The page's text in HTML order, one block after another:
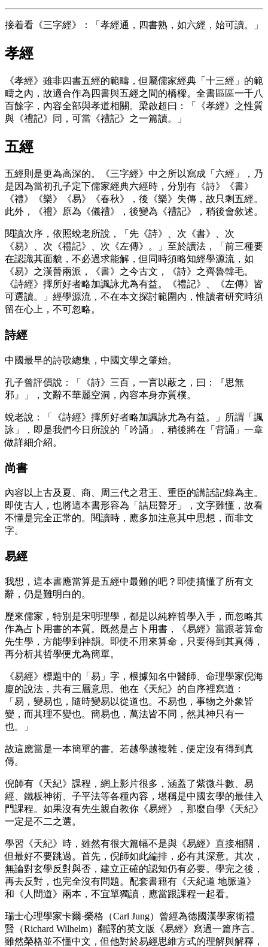
接着看《三字經》：「孝經通，四書熟，如六經，始可讀。」
孝經
《孝經》雖非四書五經的範疇，但屬儒家經典「十三經」的範
疇之內，故適合作為四書與五經之間的橋樑。全書區區一千八
百餘字，內容全部與孝道相關。梁啟超曰：「《孝經》之性質
與《禮記》同，可當《禮記》之一篇讀。」
五經
五經則是更為高深的。《三字經》中之所以寫成「六經」，乃
是因為當初孔子定下儒家經典六經時，分別有《詩》《書》
《禮》《樂》《易》《春秋》，後《樂》失傳，故只剩五經。
此外，《禮》原為《儀禮》，後變為《禮記》，稍後會敘述。
閱讀次序，依照蛻老所說，「先《詩》、次《書》、次
《易》、次《禮記》、次《左傳》。」至於讀法，「前三種要
在認識其面貌，不必過求能解，但同時須略知經學源流，如
《易》之漢晉兩派，《書》之今古文，《詩》之齊魯韓毛。
《詩經》擇所好者略加諷詠尤為有益。《禮記》、《左傳》皆
可選讀。」經學源流，不在本文探討範圍內，惟讀者研究時須
留在心上，不可忽略。
詩經
中國最早的詩歌總集，中國文學之肇始。
孔子曾評價說：「《詩》三百，一言以蔽之，曰：『思無
邪』」，文辭不華麗空洞，內容本身亦質樸。
蛻老說：「《詩經》擇所好者略加諷詠尤為有益。」所謂「諷
詠」，即是我們今日所說的「吟誦」，稍後將在「背誦」一章
做詳細介紹。
尚書
內容以上古及夏、商、周三代之君王、重臣的講話記錄為主。
即使古人，也將這本書形容為「詰屈聱牙」，文字難懂，故看
不懂是完全正常的。閱讀時，應多加注意其中思想，而非文
字。
易經
我想，這本書應當算是五經中最難的吧？即使搞懂了所有文
辭，仍是難明白的。
歷來儒家，特別是宋明理學，都是以純粹哲學入手，而忽略其
作為占卜用書的本質。既然是占卜用書，《易經》當跟著算命
先生學，方能學到神韻。即使不用來算命，只要得到其真傳，
再分析其哲學便尤為簡單。
《易經》標題中的「易」字，根據知名中醫師、命理學家倪海
廈的說法，共有三層意思。他在《天紀》的自序裡寫道：
「易，變易也，隨時變易以從道也。不易也，事物之外象皆
變，而其理不變也。簡易也，萬法皆不同，然其神只有一
也。」
故這應當是一本簡單的書。若越學越複雜，便定沒有得到真
傳。
倪師有《天紀》課程，網上影片很多，涵蓋了紫微斗數、易
經、鐵板神術、子平法等各種內容，堪稱是中國玄學的最佳入
門課程。如果沒有先生親自教你《易經》，那麼自學《天紀》
一定是不二之選。
學習《天紀》時，雖然有很大篇幅不是與《易經》直接相關，
但最好不要跳過。首先，倪師如此編排，必有其深意。其次，
無論對玄學反對與否，建立正確的認知仍有必要。學完之後，
再去反對，也完全沒有問題。配套書籍有《天紀道 地脈道》
和《人間道》兩本，不宜單獨讀，應當跟課程一起看。
瑞士心理學家卡爾·榮格（Carl Jung）曾經為德國漢學家衛禮
賢（Richard Wilhelm）翻譯的英文版《易經》寫過一篇序言。
雖然榮格並不懂中文，但他對於易經思維方式的理解與解釋，